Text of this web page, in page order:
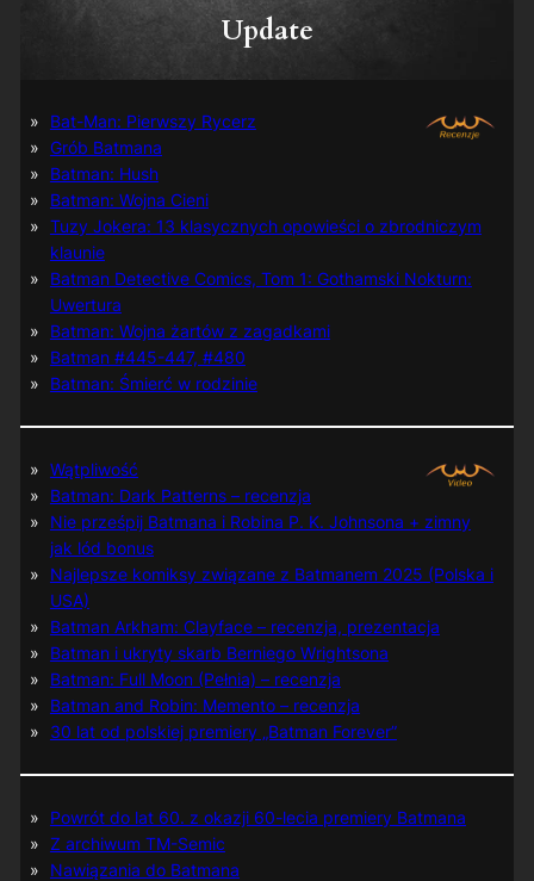
Update
Bat-Man: Pierwszy Rycerz
Grób Batmana
Batman: Hush
Batman: Wojna Cieni
Tuzy Jokera: 13 klasycznych opowieści o zbrodniczym
klaunie
Batman Detective Comics, Tom 1: Gothamski Nokturn:
Uwertura
Batman: Wojna żartów z zagadkami
Batman #445-447, #480
Batman: Śmierć w rodzinie
Wątpliwość
Batman: Dark Patterns – recenzja
Nie prześpij Batmana i Robina P. K. Johnsona + zimny
jak lód bonus
Najlepsze komiksy związane z Batmanem 2025 (Polska i
USA)
Batman Arkham: Clayface – recenzja, prezentacja
Batman i ukryty skarb Berniego Wrightsona
Batman: Full Moon (Pełnia) – recenzja
Batman and Robin: Memento – recenzja
30 lat od polskiej premiery „Batman Forever”
Powrót do lat 60. z okazji 60-lecia premiery Batmana
Z archiwum TM-Semic
Nawiązania do Batmana